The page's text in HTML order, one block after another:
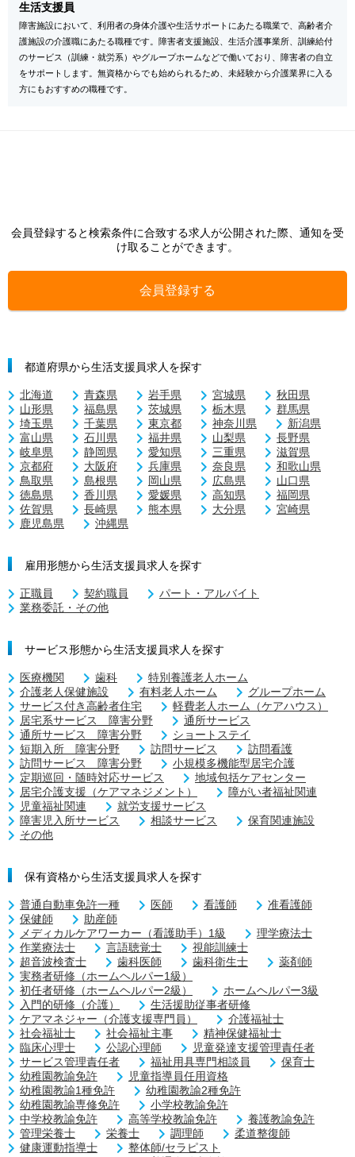
生活支援員
障害施設において、利用者の身体介護や生活サポートにあたる職業で、高齢者介
護施設の介護職にあたる職種です。障害者支援施設、生活介護事業所、訓練給付
のサービス（訓練・就労系）やグループホームなどで働いており、障害者の自立
をサポートします。無資格からでも始められるため、未経験から介護業界に入る
方にもおすすめの職種です。
会員登録すると検索条件に合致する求人が公開された際、通知を受
け取ることができます。
会員登録する
都道府県から生活支援員求人を探す
北海道 青森県 岩手県 宮城県
秋田県
山形県
福島県 茨城県 栃木県
群馬県
埼玉県
千葉県 東京都 神奈川県
新潟県
富山県
石川県 福井県 山梨県
長野県
岐阜県
静岡県 愛知県 三重県
滋賀県
京都府
大阪府 兵庫県 奈良県
和歌山県
鳥取県
島根県 岡山県 広島県
山口県
徳島県
香川県 愛媛県 高知県
福岡県
佐賀県
長崎県 熊本県 大分県
宮崎県
鹿児島県
沖縄県
雇用形態から生活支援員求人を探す
正職員 契約職員
パート・アルバイト
業務委託・その他
サービス形態から生活支援員求人を探す
医療機関 歯科
特別養護老人ホーム
介護老人保健施設
有料老人ホーム
グループホーム
サービス付き高齢者住宅
軽費老人ホーム（ケアハウス）
居宅系サービス 障害分野
通所サービス
通所サービス 障害分野
ショートステイ
短期入所 障害分野
訪問サービス
訪問看護
訪問サービス 障害分野
小規模多機能型居宅介護
定期巡回・随時対応サービス
地域包括ケアセンター
居宅介護支援（ケアマネジメント）
障がい者福祉関連
児童福祉関連
就労支援サービス
障害児入所サービス
相談サービス
保育関連施設
その他
保有資格から生活支援員求人を探す
普通自動車免許一種 医師 看護師
准看護師
保健師
助産師
メディカルケアワーカー（看護助手）1級
理学療法士
作業療法士
言語聴覚士
視能訓練士
超音波検査士
歯科医師 歯科衛生士
薬剤師
実務者研修（ホームヘルパー1級）
初任者研修（ホームヘルパー2級）
ホームヘルパー3級
入門的研修（介護）
生活援助従事者研修
ケアマネジャー（介護支援専門員）
介護福祉士
社会福祉士
社会福祉主事
精神保健福祉士
臨床心理士
公認心理師
児童発達支援管理責任者
サービス管理責任者
福祉用具専門相談員
保育士
幼稚園教諭免許
児童指導員任用資格
幼稚園教諭1種免許
幼稚園教諭2種免許
幼稚園教諭専修免許
小学校教諭免許
中学校教諭免許
高等学校教諭免許
養護教諭免許
管理栄養士
栄養士 調理師
柔道整復師
健康運動指導士
整体師/セラピスト